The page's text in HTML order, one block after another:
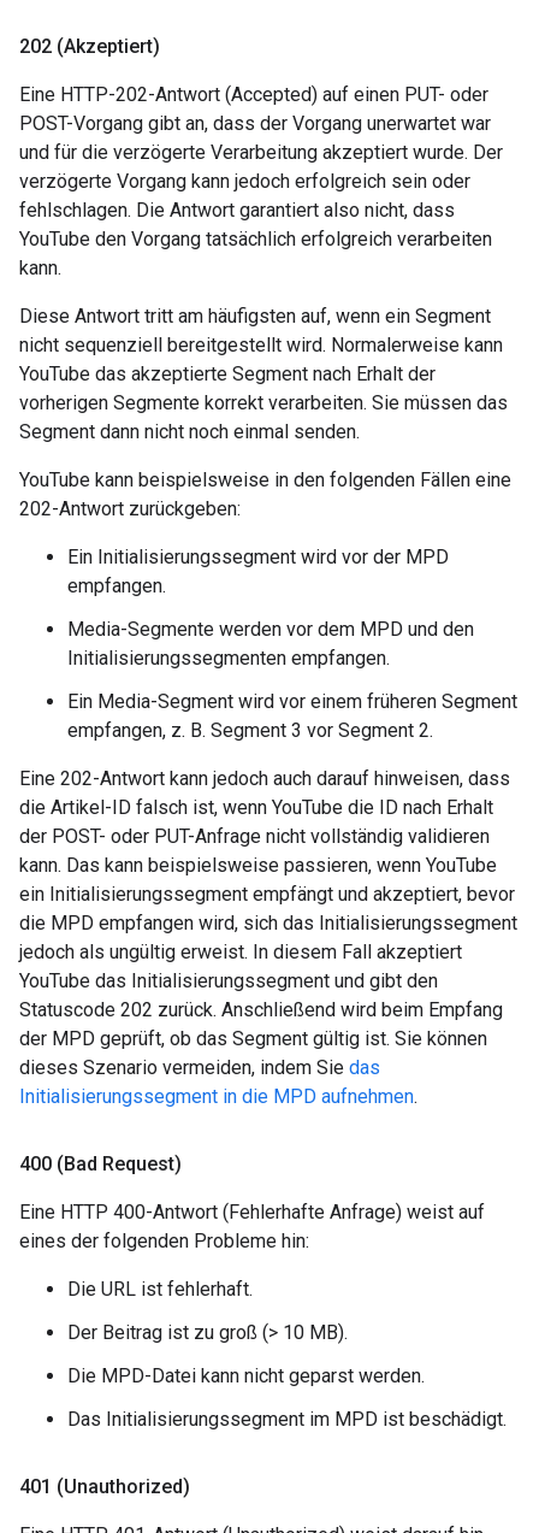
202 (Akzeptiert)
Eine HTTP-202-Antwort (Accepted) auf einen PUT- oder
POST-Vorgang gibt an, dass der Vorgang unerwartet war
und für die verzögerte Verarbeitung akzeptiert wurde. Der
verzögerte Vorgang kann jedoch erfolgreich sein oder
fehlschlagen. Die Antwort garantiert also nicht, dass
YouTube den Vorgang tatsächlich erfolgreich verarbeiten
kann.
Diese Antwort tritt am häufigsten auf, wenn ein Segment
nicht sequenziell bereitgestellt wird. Normalerweise kann
YouTube das akzeptierte Segment nach Erhalt der
vorherigen Segmente korrekt verarbeiten. Sie müssen das
Segment dann nicht noch einmal senden.
YouTube kann beispielsweise in den folgenden Fällen eine
202-Antwort zurückgeben:
Ein Initialisierungssegment wird vor der MPD
empfangen.
Media-Segmente werden vor dem MPD und den
Initialisierungssegmenten empfangen.
Ein Media-Segment wird vor einem früheren Segment
empfangen, z. B. Segment 3 vor Segment 2.
Eine 202-Antwort kann jedoch auch darauf hinweisen, dass
die Artikel-ID falsch ist, wenn YouTube die ID nach Erhalt
der POST- oder PUT-Anfrage nicht vollständig validieren
kann. Das kann beispielsweise passieren, wenn YouTube
ein Initialisierungssegment empfängt und akzeptiert, bevor
die MPD empfangen wird, sich das Initialisierungssegment
jedoch als ungültig erweist. In diesem Fall akzeptiert
YouTube das Initialisierungssegment und gibt den
Statuscode 202 zurück. Anschließend wird beim Empfang
der MPD geprüft, ob das Segment gültig ist. Sie können
dieses Szenario vermeiden, indem Sie das
Initialisierungssegment in die MPD aufnehmen.
400 (Bad Request)
Eine HTTP 400-Antwort (Fehlerhafte Anfrage) weist auf
eines der folgenden Probleme hin:
Die URL ist fehlerhaft.
Der Beitrag ist zu groß (> 10 MB).
Die MPD-Datei kann nicht geparst werden.
Das Initialisierungssegment im MPD ist beschädigt.
401 (Unauthorized)